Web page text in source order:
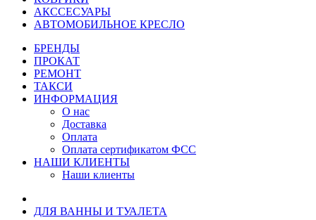
АКССЕСУАРЫ
АВТОМОБИЛЬНОЕ КРЕСЛО
БРЕНДЫ
ПРОКАТ
РЕМОНТ
ТАКСИ
ИНФОРМАЦИЯ
О нас
Доставка
Оплата
Оплата сертификатом ФСС
НАШИ КЛИЕНТЫ
Наши клиенты
ДЛЯ ВАННЫ И ТУАЛЕТА